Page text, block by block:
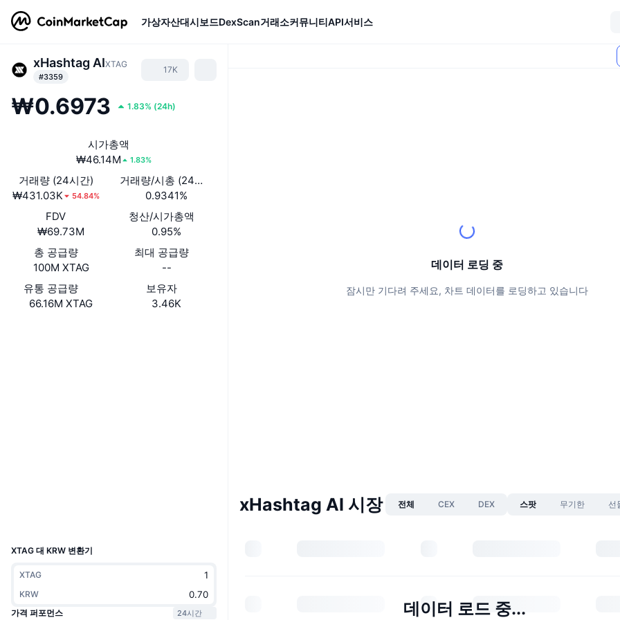
가상자산대시보드DexScan거래소커뮤니티API서비스
xHashtag AIXTAG
#3359
17K
₩0.6973 1.83% (24h)
시가총액
₩46.14M
1.83%
거래량 (24시간)
₩431.03K
54.84%
거래량/시총 (24시간)
0.9341%
FDV
₩69.73M
청산/시가총액
0.95%
총 공급량
100M XTAG
최대 공급량
--
유통 공급량
66.16M XTAG
보유자
3.46K
XTAG 대 KRW 변환기
XTAG
KRW
가격 퍼포먼스
24시간
데이터 로딩 중
잠시만 기다려 주세요, 차트 데이터를 로딩하고 있습니다
xHashtag AI 시장 전체 CEX DEX 스팟 무기한 선
데이터 로드 중...